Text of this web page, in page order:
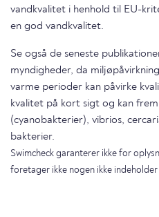
vandkvalitet i henhold til EU-
en god vandkvalitet.
Se også de seneste
myndigheder, da
varme perioder kan påvirke
kvalitet på kort sigt og kan
(cyanobakterier), vibrios,
bakterier.
Swimcheck garanterer ikke for
foretager ikke nogen ikke